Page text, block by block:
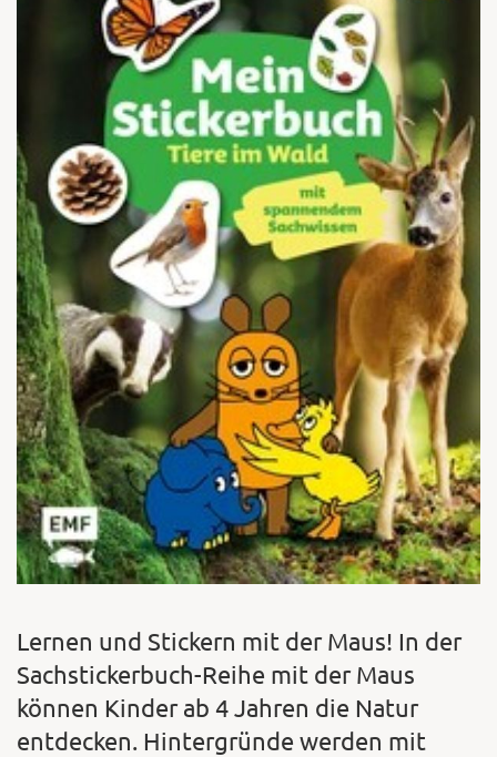
Lernen und Stickern mit der Maus! In der
Sachstickerbuch-Reihe mit der Maus
können Kinder ab 4 Jahren die Natur
entdecken. Hintergründe werden mit